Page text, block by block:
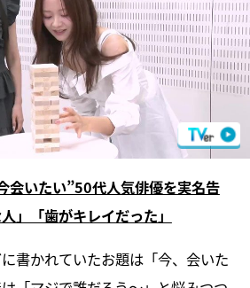
会いたい”50代人気俳優を実名告
」「歯がキレイだった」
書かれていたお題は「今、会いた